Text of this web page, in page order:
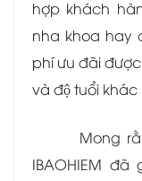
hợp khách
nha khoa hay
phí ưu đãi
và độ tuổi
Mong
IBAOHIEM